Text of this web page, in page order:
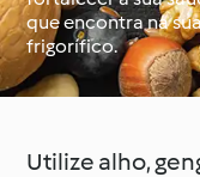
À volta do mundo
o Cookidoo®
que encontra na
frigorífico.
Utilize alho,